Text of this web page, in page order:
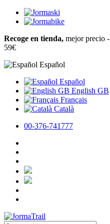
Recoge en tienda, mejor precio -
59€
Español
Español
English GB
Français
Català
00-376-741777